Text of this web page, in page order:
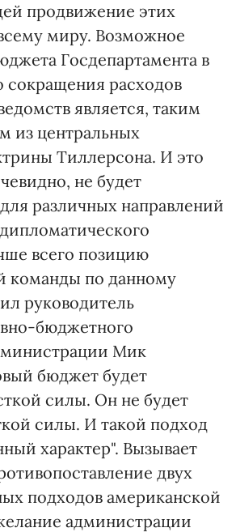
продвижение этих
миру. Возможное
Госдепартамента в
сокращения расходов
является, таким
из центральных
Тиллерсона. И это
не будет
различных направлений
всего позицию
команды по данному
руководитель
бюджетного
Мик
бюджет будет
силы. Он не будет
силы. И такой подход
характер". Вызывает
двух
подходов американской
администрации